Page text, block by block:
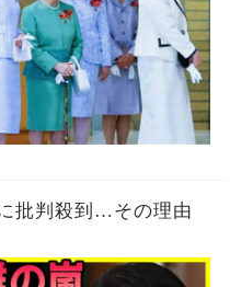
批判殺到…その理由